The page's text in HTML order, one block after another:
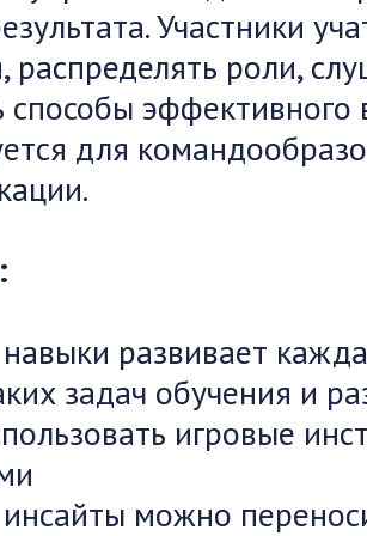
Участники
распределять роли,
способы эффективного
для
развивает
задач обучения и
игровые
можно